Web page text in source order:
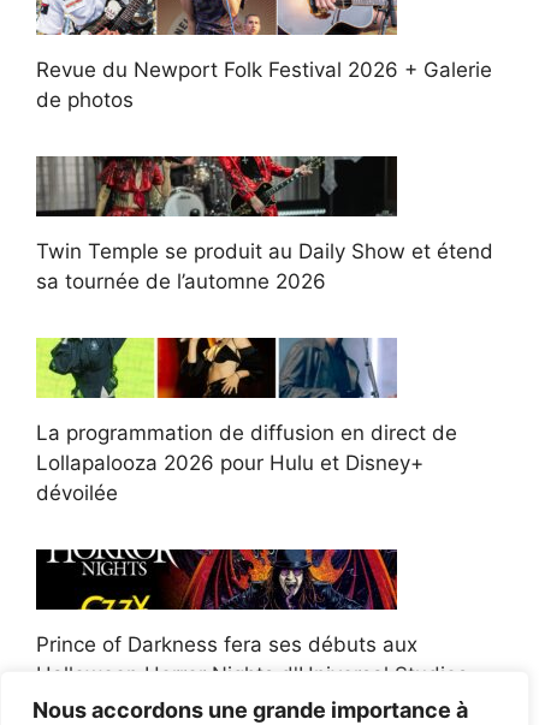
Nous accordons une grande importance à
Revue du Newport Folk Festival 2026 + Galerie
de photos
Twin Temple se produit au Daily Show et étend
sa tournée de l’automne 2026
La programmation de diffusion en direct de
Lollapalooza 2026 pour Hulu et Disney+
dévoilée
Prince of Darkness fera ses débuts aux
Halloween Horror Nights d'Universal Studios